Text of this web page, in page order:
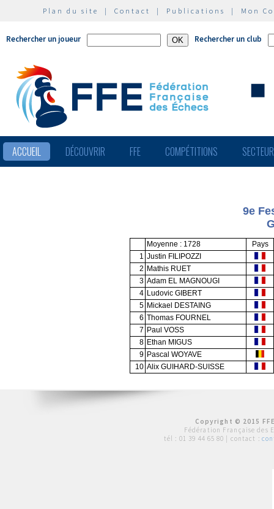
Plan du site | Contact | Publications | Mon
Rechercher un joueur Rechercher un club
ACCUEIL DÉCOUVRIR FFE COMPÉTITIONS
9e
Moyenne : 1728
Pays
1 Justin FILIPOZZI
2 Mathis RUET
3 Adam EL MAGNOUGI
4 Ludovic GIBERT
5 Mickael DESTAING
6 Thomas FOURNEL
7 Paul VOSS
8 Ethan MIGUS
9 Pascal WOYAVE
10 Alix GUIHARD-SUISSE
Copyright © 2015
Fédération Française des
tél : 01 39 44 65 80 | contact :